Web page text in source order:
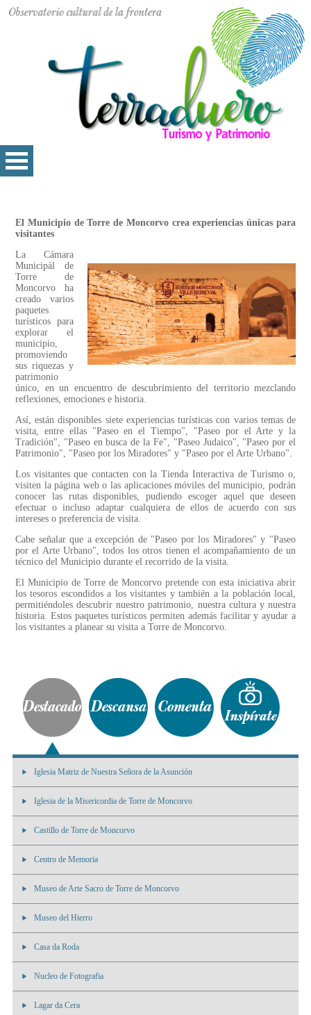
El Municipio de Torre de Moncorvo crea experiencias únicas para
visitantes
La Cámara
Municipàl de
Torre de
Moncorvo ha
creado varios
paquetes
turísticos para
explorar el
municipio,
promoviendo
sus riquezas y
patrimonio
único, en un encuentro de descubrimiento del territorio mezclando
reflexiones, emociones e historia.
Así, están disponibles siete experiencias turísticas con varios temas de
visita, entre ellas "Paseo en el Tiempo", "Paseo por el Arte y la
Tradición", "Paseo en busca de la Fe", "Paseo Judaico", "Paseo por el
Patrimonio", "Paseo por los Miradores" y "Paseo por el Arte Urbano".
Los visitantes que contacten con la Tienda Interactiva de Turismo o,
visiten la página web o las aplicaciones móviles del municipio, podrán
conocer las rutas disponibles, pudiendo escoger aquel que deseen
efectuar o incluso adaptar cualquiera de ellos de acuerdo con sus
intereses o preferencia de visita.
Cabe señalar que a excepción de "Paseo por los Miradores" y "Paseo
por el Arte Urbano", todos los otros tienen el acompañamiento de un
técnico del Municipio durante el recorrido de la visita.
El Municipio de Torre de Moncorvo pretende con esta iniciativa abrir
los tesoros escondidos a los visitantes y también a la población local,
permitiéndoles descubrir nuestro patrimonio, nuestra cultura y nuestra
historia. Estos paquetes turísticos permiten además facilitar y ayudar a
los visitantes a planear su visita a Torre de Moncorvo.
Iglesia Matriz de Nuestra Señora de la Asunción
Iglesia de la Misericordia de Torre de Moncorvo
Castillo de Torre de Moncorvo
Centro de Memoria
Museo de Arte Sacro de Torre de Moncorvo
Museo del Hierro
Casa da Roda
Nucleo de Fotografia
Lagar da Cera